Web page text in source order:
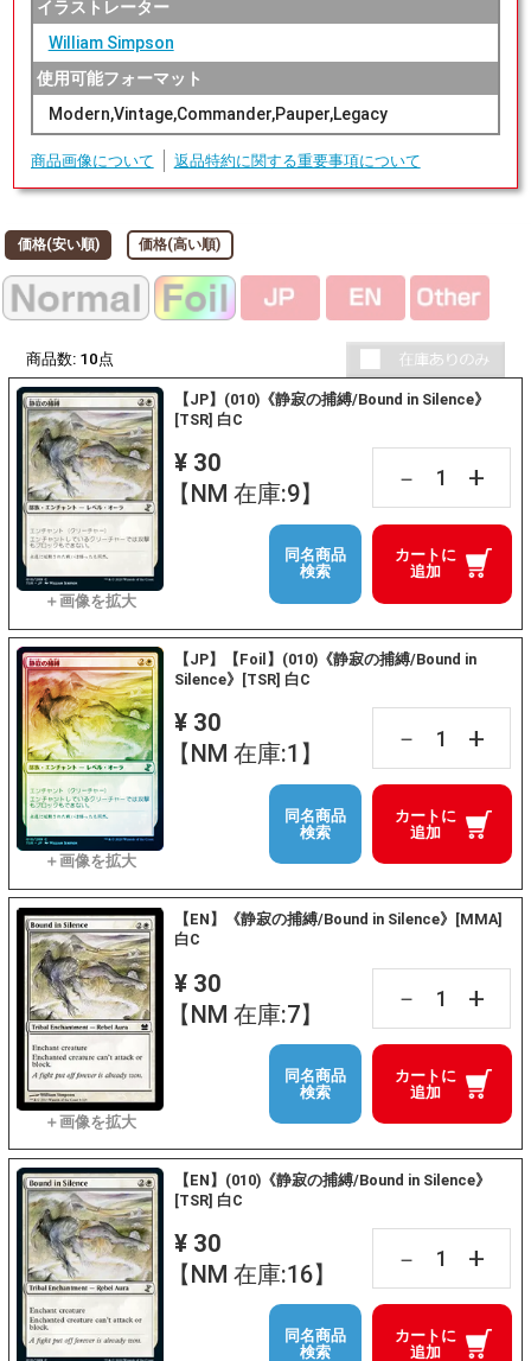
イラストレーター
William Simpson
使用可能フォーマット
Modern,Vintage,Commander,Pauper,Legacy
商品画像について 返品特約に関する重要事項について
価格(安い順) 価格(高い順)
商品数: 10 点
【JP】(010)《静寂の捕縛/Bound in Silence》
[TSR] 白C
¥ 30
【NM 在庫:9】
－ +
カートに
追加
同名商品
検索
【JP】【Foil】(010)《静寂の捕縛/Bound in
Silence》[TSR] 白C
¥ 30
【NM 在庫:1】
－ +
カートに
追加
同名商品
検索
【EN】《静寂の捕縛/Bound in Silence》[MMA]
白C
¥ 30
【NM 在庫:7】
－ +
カートに
追加
同名商品
検索
【EN】(010)《静寂の捕縛/Bound in Silence》
[TSR] 白C
¥ 30
【NM 在庫:16】
－ +
カートに
追加
同名商品
検索